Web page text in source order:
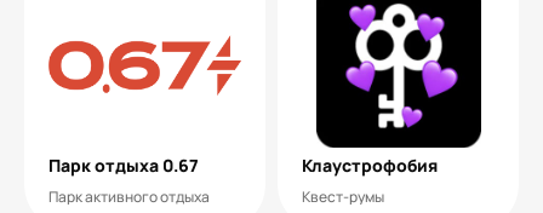
Парк отдыха 0.67
Парк активного отдыха
Клаустрофобия
Квест-румы